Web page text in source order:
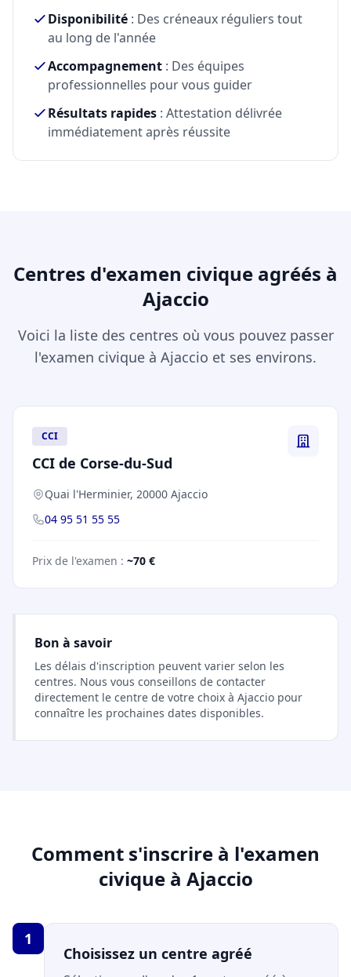
Disponibilité : Des créneaux réguliers tout
au long de l'année
Accompagnement : Des équipes
professionnelles pour vous guider
Résultats rapides : Attestation délivrée
immédiatement après réussite
Centres d'examen civique agréés à
Ajaccio
Voici la liste des centres où vous pouvez passer
l'examen civique à Ajaccio et ses environs.
CCI
CCI de Corse-du-Sud
Quai l'Herminier, 20000 Ajaccio
04 95 51 55 55
Prix de l'examen : ~70 €
Bon à savoir
Les délais d'inscription peuvent varier selon les
centres. Nous vous conseillons de contacter
directement le centre de votre choix à Ajaccio pour
connaître les prochaines dates disponibles.
Comment s'inscrire à l'examen
civique à Ajaccio
1
Choisissez un centre agréé